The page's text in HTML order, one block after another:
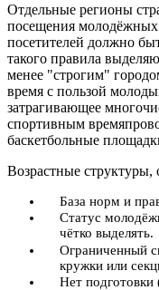
Отдельные регионы
посещения
посетителей должно
такого правила
менее "строгим"
время с пользой
затрагивающее
спортивным
баскетбольные
Возрастные структуры,
База норм и
Статус
чётко выделять.
Ограниченный
кружки или
Нет подготовки